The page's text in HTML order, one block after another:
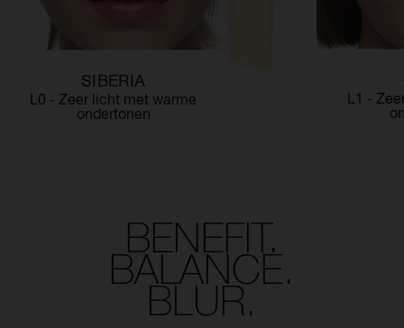
SIBERIA
L0 - Zeer licht met warme
ondertonen
L1 -
BENEFIT.
BALANCE.
BLUR.